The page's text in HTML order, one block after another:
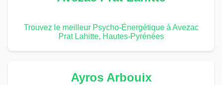
Trouvez le meilleur Psycho-Énergétique à Avezac
Prat Lahitte, Hautes-Pyrénées
Ayros Arbouix